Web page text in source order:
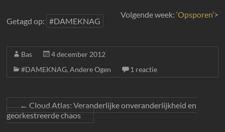
Volgende week: ‘Opsporen’>
Getagd op: #DAMEKNAG
Bas
4 december 2012
#DAMEKNAG,Andere Ogen 1 reactie
←Cloud Atlas: Veranderlijke onveranderlijkheid en
georkestreerde chaos